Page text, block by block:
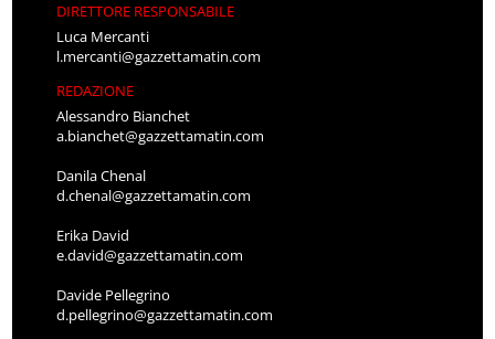
DIRETTORE RESPONSABILE
Luca Mercanti
l.mercanti@gazzettamatin.com
REDAZIONE
Alessandro Bianchet
a.bianchet@gazzettamatin.com
Danila Chenal
d.chenal@gazzettamatin.com
Erika David
e.david@gazzettamatin.com
Davide Pellegrino
d.pellegrino@gazzettamatin.com